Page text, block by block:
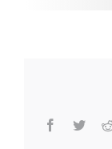
Facebook